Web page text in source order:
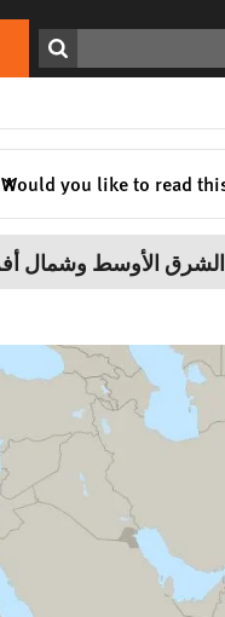
Would you like to read
✕إغلاق